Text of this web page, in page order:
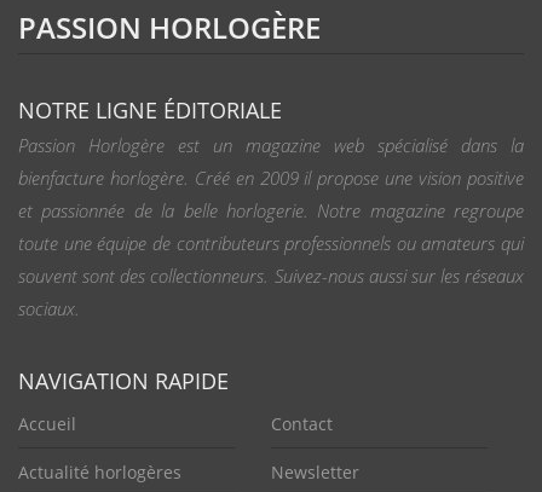
PASSION HORLOGÈRE
NOTRE LIGNE ÉDITORIALE
Passion Horlogère est un magazine web spécialisé dans la
bienfacture horlogère. Créé en 2009 il propose une vision positive
et passionnée de la belle horlogerie. Notre magazine regroupe
toute une équipe de contributeurs professionnels ou amateurs qui
souvent sont des collectionneurs. Suivez-nous aussi sur les réseaux
sociaux.
NAVIGATION RAPIDE
Accueil
Actualité horlogères
Contact
Newsletter